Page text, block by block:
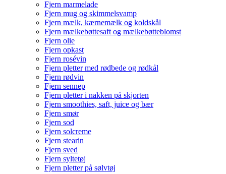
Fjern marmelade
Fjern mug og skimmelsvamp
Fjern mælk, kærnemælk og koldskål
Fjern mælkebøttesaft og mælkebøtteblomst
Fjern olie
Fjern opkast
Fjern rosévin
Fjern pletter med rødbede og rødkål
Fjern rødvin
Fjern sennep
Fjern pletter i nakken på skjorten
Fjern smoothies, saft, juice og bær
Fjern smør
Fjern sod
Fjern solcreme
Fjern stearin
Fjern sved
Fjern syltetøj
Fjern pletter på sølvtøj